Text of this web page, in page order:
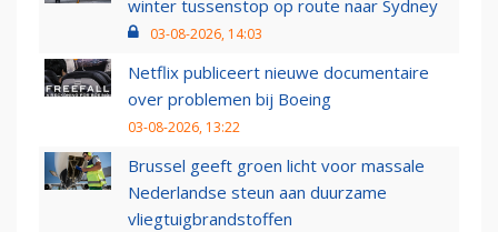
winter tussenstop op route naar Sydney
03-08-2026, 14:03
Netflix publiceert nieuwe documentaire
over problemen bij Boeing
03-08-2026, 13:22
Brussel geeft groen licht voor massale
Nederlandse steun aan duurzame
vliegtuigbrandstoffen